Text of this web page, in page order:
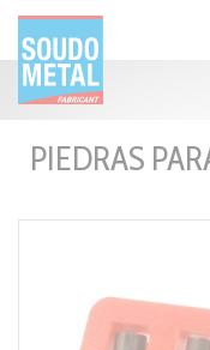
PIEDRAS
Panel de gestión de cookies